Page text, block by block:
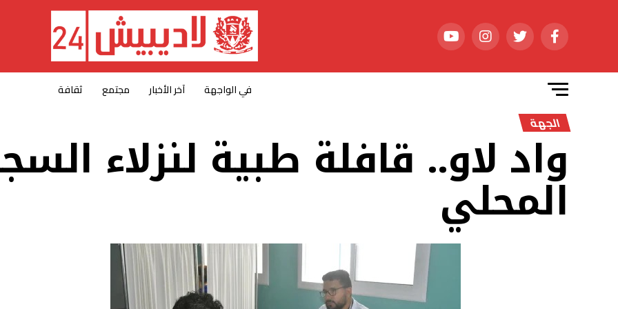
في الواجهة آخر الأخبار مجتمع ثقافة
الجهة
واد لاو.. قافلة طبية لنزلاء
المحلي